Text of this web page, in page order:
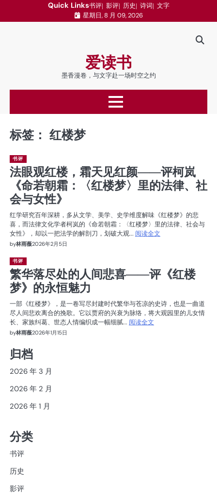
Quick Links书评 影评 历史 诗词 文字
星期日, 8 月 09, 2026
爱读书
墨香漫卷，与文字赴一场时空之约
标签： 红楼梦
书评
法眼观红楼，霜天见红颜——评柯岚
《命若朝霜：〈红楼梦〉里的法律、社
会与女性》
红学研究百年深耕，多从文学、美学、史学维度解味《红楼梦》的悲
喜，而法律文化学者柯岚的《命若朝霜：〈红楼梦〉里的法律、社会与
女性》，却以一把法学的解剖刀，划破大观... 阅读全文
by林雨薇2026年2月5日
书评
繁华落尽处的人间悲喜——评《红楼
梦》的永恒魅力
一部《红楼梦》，是一卷写尽封建时代繁华与苍凉的史诗，也是一曲道
尽人间悲欢离合的挽歌。它以贾府的兴衰为脉络，将大观园里的儿女情
长、家族纠葛、世态人情编织成一幅细腻... 阅读全文
by林雨薇2026年1月15日
归档
2026 年 3 月
2026 年 2 月
2026 年 1 月
分类
书评
历史
影评